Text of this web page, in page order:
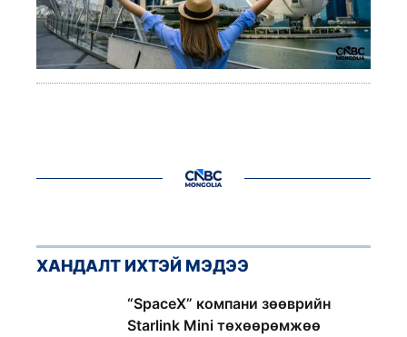
ХАНДАЛТ ИХТЭЙ МЭДЭЭ
“SpaceX” компани зөөврийн
Starlink Mini төхөөрөмжөө